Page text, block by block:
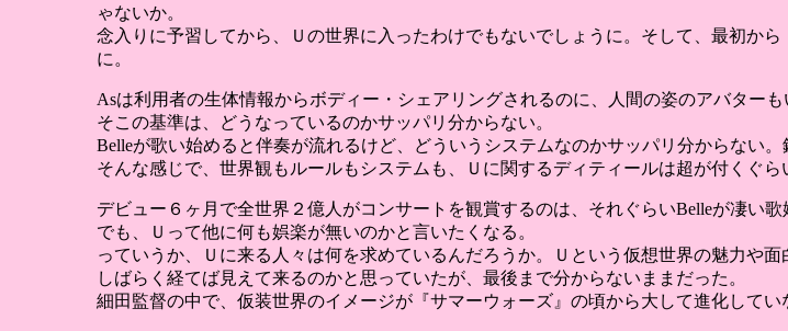
ゃないか。
念入りに予習してから、Ｕの世界に入ったわけでもないでしょうに。そして、最初か
に。
Asは利用者の生体情報からボディー・シェアリングされるのに、人間の姿のアバター
そこの基準は、どうなっているのかサッパリ分からない。
Belleが歌い始めると伴奏が流れるけど、どういうシステムなのかサッパリ分からない
そんな感じで、世界観もルールもシステムも、Ｕに関するディティールは超が付くぐら
デビュー６ヶ月で全世界２億人がコンサートを観賞するのは、それぐらいBelleが凄い
でも、Ｕって他に何も娯楽が無いのかと言いたくなる。
っていうか、Ｕに来る人々は何を求めているんだろうか。Ｕという仮想世界の魅力や面
しばらく経てば見えて来るのかと思っていたが、最後まで分からないままだった。
細田監督の中で、仮装世界のイメージが『サマーウォーズ』の頃から大して進化してい